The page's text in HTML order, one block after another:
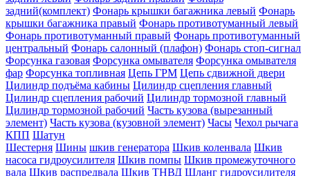
задний(комплект) Фонарь крышки багажника левый Фонарь
крышки багажника правый Фонарь противотуманный левый
Фонарь противотуманный правый Фонарь противотуманный
центральный Фонарь салонный (плафон) Фонарь стоп-сигнал
Форсунка газовая Форсунка омывателя Форсунка омывателя
фар Форсунка топливная Цепь ГРМ Цепь сдвижной двери
Цилиндр подъёма кабины Цилиндр сцепления главный
Цилиндр сцепления рабочий Цилиндр тормозной главный
Цилиндр тормозной рабочий Часть кузова (вырезанный
элемент) Часть кузова (кузовной элемент) Часы Чехол рычага
КПП Шатун
Шестерня Шины шкив генератора Шкив коленвала Шкив
насоса гидроусилителя Шкив помпы Шкив промежуточного
вала Шкив распредвала Шкив ТНВД Шланг гидроусилителя